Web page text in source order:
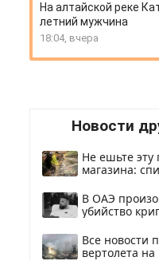
На алтайской реке
летний мужчина
18:04, вчера
Новости
Не ешьте эту
магазина:
В ОАЭ
убийство
Все новости
вертолета